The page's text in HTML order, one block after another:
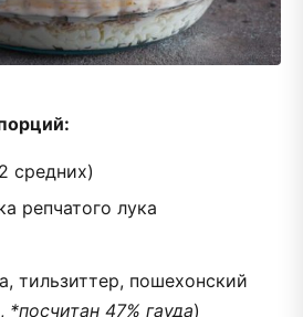
средних)
репчатого лука
тильзиттер, пошехонский
*посчитан 47% гауда)